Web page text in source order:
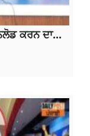
ਕਰਨ ਦਾ...